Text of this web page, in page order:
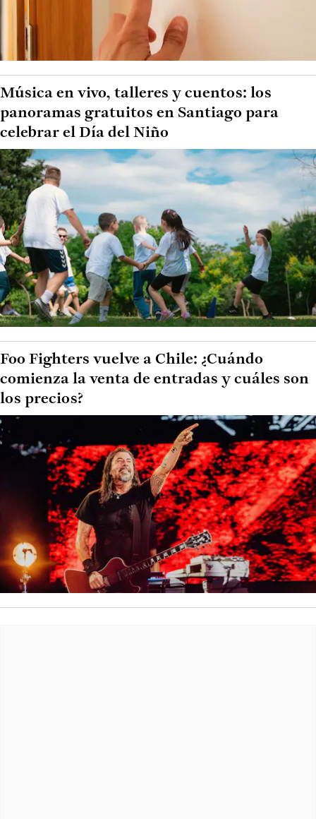
Música en vivo, talleres y cuentos: los
panoramas gratuitos en Santiago para
celebrar el Día del Niño
Foo Fighters vuelve a Chile: ¿Cuándo
comienza la venta de entradas y cuáles son
los precios?